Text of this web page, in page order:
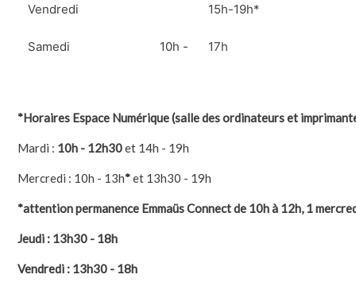
Vendredi 15h-19h*
Samedi 10h - 17h
*Horaires Espace Numérique (salle des ordinateurs et
Mardi : 10h - 12h30et 14h - 19h
Mercredi : 10h - 13h*et 13h30 - 19h
*attention permanence Emmaüs Connect de 10h à 12h, 1
Jeudi : 13h30 - 18h
Vendredi : 13h30 - 18h